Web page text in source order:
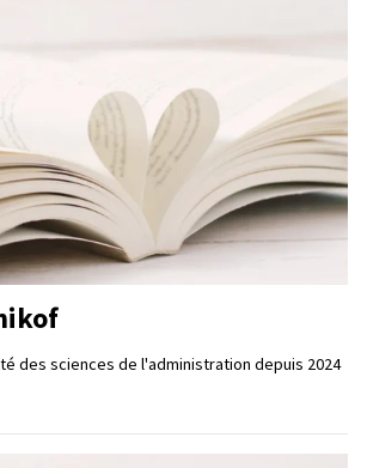
des sciences de l'administration depuis 2024